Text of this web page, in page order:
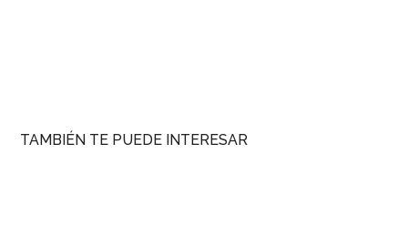
TAMBIÉN TE PUEDE INTERESAR